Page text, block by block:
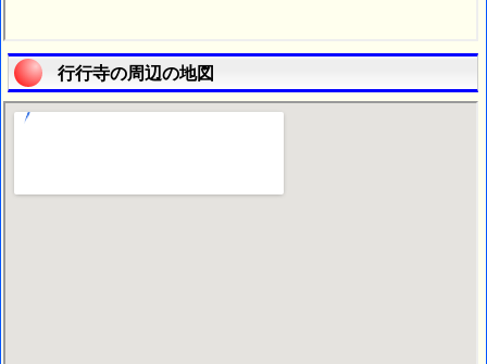
行行寺の周辺の地図